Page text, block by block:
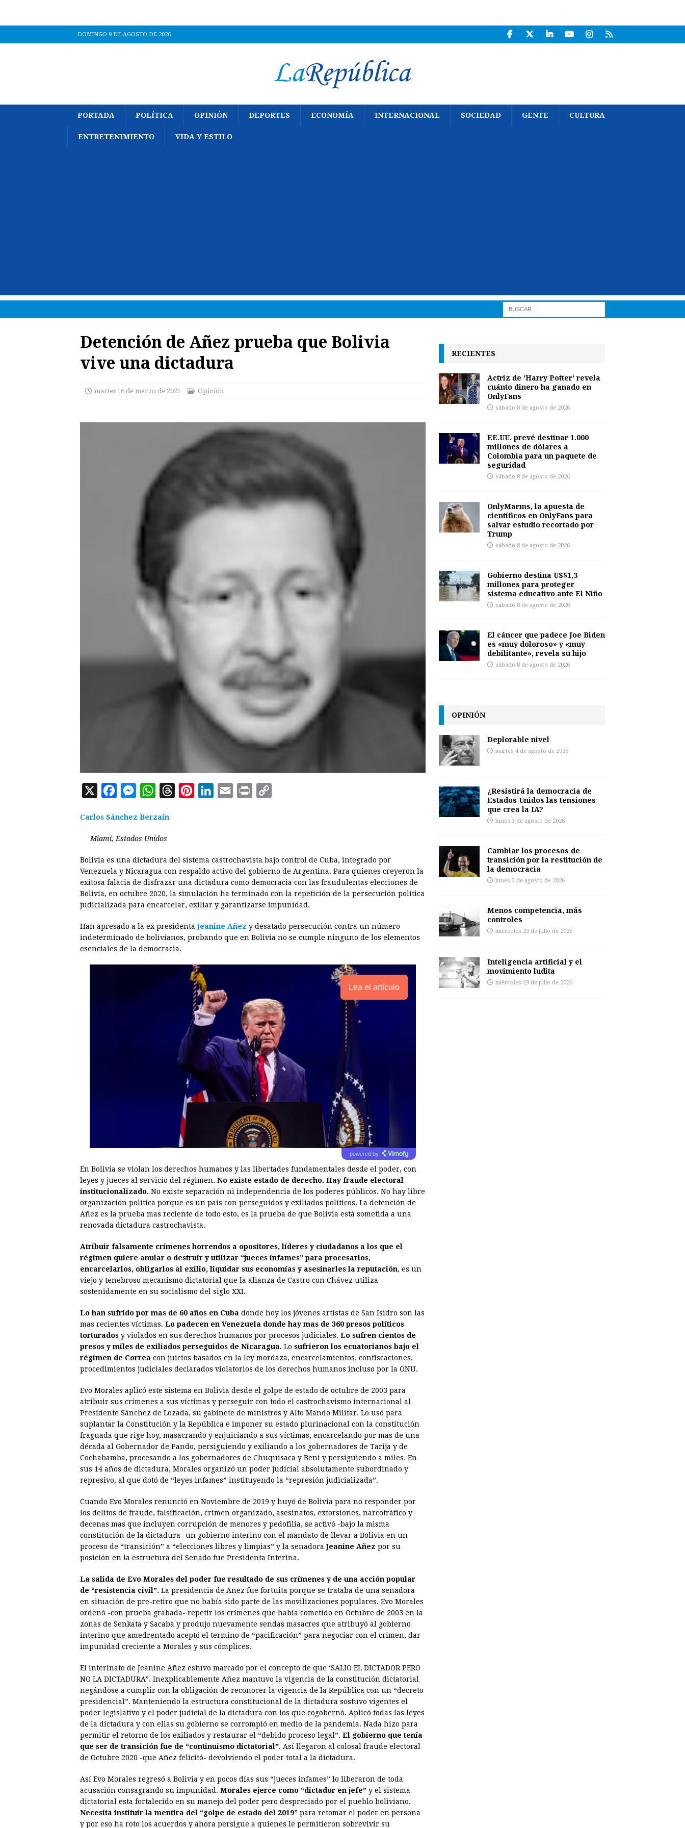
DOMINGO 9 DE AGOSTO DE 2026
PORTADA POLÍTICA OPINIÓN DEPORTES ECONOMÍA INTERNACIONAL SOCIEDAD GENTE CULTURA
ENTRETENIMIENTO VIDA Y ESTILO
Detención de Añez prueba que Bolivia
vive una dictadura
martes 16 de marzo de 2021 Opinión
X
c
e
o
k
M
s
s
g
e
W
a
t
p
p
s
e
s
I
n
i
n
k
Carlos Sánchez Berzaín
Miami, Estados Unidos
Bolivia es una dictadura del sistema castrochavista bajo control de Cuba, integrado por
Venezuela y Nicaragua con respaldo activo del gobierno de Argentina. Para quienes creyeron la
exitosa falacia de disfrazar una dictadura como democracia con las fraudulentas elecciones de
Bolivia, en octubre 2020, la simulación ha terminado con la repetición de la persecución política
judicializada para encarcelar, exiliar y garantizarse impunidad.
Han apresado a la ex presidentaJeanine Añez y desatado persecución contra un número
indeterminado de bolivianos, probando que en Bolivia no se cumple ninguno de los elementos
esenciales de la democracia.
Lea el artículo
powered by
En Bolivia se violan los derechos humanos y las libertades fundamentales desde el poder, con
leyes y jueces al servicio del régimen. No existe estado de derecho. Hay fraude electoral
institucionalizado. No existe separación ni independencia de los poderes públicos. No hay libre
organización política porque es un país con perseguidos y exiliados políticos. La detención de
Añez es la prueba mas reciente de todo esto, es la prueba de que Bolivia está sometida a una
renovada dictadura castrochavista.
Atribuir falsamente crímenes horrendos a opositores, líderes y ciudadanos a los que el
régimen quiere anular o destruir y utilizar “jueces infames” para procesarlos,
encarcelarlos, obligarlos al exilio, liquidar sus economías y asesinarles la reputación, es un
viejo y tenebroso mecanismo dictatorial que la alianza de Castro con Chávez utiliza
sostenidamente en su socialismo del siglo XXI.
Lo han sufrido por mas de 60 años en Cuba donde hoy los jóvenes artistas de San Isidro son las
mas recientes víctimas. Lo padecen en Venezuela donde hay mas de 360 presos políticos
torturados y violados en sus derechos humanos por procesos judiciales. Lo sufren cientos de
presos y miles de exiliados perseguidos de Nicaragua. Lo sufrieron los ecuatorianos bajo el
régimen de Correa con juicios basados en la ley mordaza, encarcelamientos, confiscaciones,
procedimientos judiciales declarados violatorios de los derechos humanos incluso por la ONU.
Evo Morales aplicó este sistema en Bolivia desde el golpe de estado de octubre de 2003 para
atribuir sus crímenes a sus víctimas y perseguir con todo el castrochavismo internacional al
Presidente Sánchez de Lozada, su gabinete de ministros y Alto Mando Militar. Lo usó para
suplantar la Constitución y la República e imponer su estado plurinacional con la constitución
fraguada que rige hoy, masacrando y enjuiciando a sus víctimas, encarcelando por mas de una
década al Gobernador de Pando, persiguiendo y exiliando a los gobernadores de Tarija y de
Cochabamba, procesando a los gobernadores de Chuquisaca y Beni y persiguiendo a miles. En
sus 14 años de dictadura, Morales organizó un poder judicial absolutamente subordinado y
represivo, al que dotó de “leyes infames” instituyendo la “represión judicializada”.
Cuando Evo Morales renunció en Noviembre de 2019 y huyó de Bolivia para no responder por
los delitos de fraude, falsificación, crimen organizado, asesinatos, extorsiones, narcotráfico y
decenas mas que incluyen corrupción de menores y pedofilia, se activó -bajo la misma
constitución de la dictadura- un gobierno interino con el mandato de llevar a Bolivia en un
proceso de “transición” a “elecciones libres y limpias” y la senadoraJeanine Añez por su
posición en la estructura del Senado fue Presidenta Interina.
La salida de Evo Morales del poder fue resultado de sus crímenes y de una acción popular
de “resistencia civil”. La presidencia de Añez fue fortuita porque se trataba de una senadora
en situación de pre-retiro que no había sido parte de las movilizaciones populares. Evo Morales
ordenó -con prueba grabada- repetir los crímenes que había cometido en Octubre de 2003 en la
zonas de Senkata y Sacaba y produjo nuevamente sendas masacres que atribuyó al gobierno
interino que amedrentado aceptó el termino de “pacificación” para negociar con el crimen, dar
impunidad creciente a Morales y sus cómplices.
El interinato de Jeanine Añez estuvo marcado por el concepto de que ‘SALIO EL DICTADOR PERO
NO LA DICTADURA”. Inexplicablemente Añez mantuvo la vigencia de la constitución dictatorial
negándose a cumplir con la obligación de reconocer la vigencia de la República con un “decreto
presidencial”. Manteniendo la estructura constitucional de la dictadura sostuvo vigentes el
poder legislativo y el poder judicial de la dictadura con los que cogobernó. Aplicó todas las leyes
de la dictadura y con ellas su gobierno se corrompió en medio de la pandemia. Nada hizo para
permitir el retorno de los exiliados y restaurar el “debido proceso legal”. El gobierno que tenía
que ser de transición fue de “continuismo dictatorial”. Así llegaron al colosal fraude electoral
de Octubre 2020 -que Añez felicitó- devolviendo el poder total a la dictadura.
Así Evo Morales regresó a Bolivia y en pocos días sus “jueces infames” lo liberaron de toda
acusación consagrando su impunidad. Morales ejerce como “dictador en jefe” y el sistema
dictatorial esta fortalecido en su manejo del poder pero despreciado por el pueblo boliviano.
Necesita instituir la mentira del “golpe de estado del 2019” para retomar el poder en persona
y por eso ha roto los acuerdos y ahora persigue a quienes le permitieron sobrevivir su
RECIENTES
Actriz de ‘Harry Potter’ revela
cuánto dinero ha ganado en
OnlyFans
sábado 8 de agosto de 2026
EE.UU. prevé destinar 1.000
millones de dólares a
Colombia para un paquete de
seguridad
sábado 8 de agosto de 2026
OnlyMarms, la apuesta de
científicos en OnlyFans para
salvar estudio recortado por
Trump
sábado 8 de agosto de 2026
Gobierno destina US$1,3
millones para proteger
sistema educativo ante El Niño
sábado 8 de agosto de 2026
El cáncer que padece Joe Biden
es «muy doloroso» y «muy
debilitante», revela su hijo
sábado 8 de agosto de 2026
OPINIÓN
Deplorable nivel
martes 4 de agosto de 2026
¿Resistirá la democracia de
Estados Unidos las tensiones
que crea la IA?
lunes 3 de agosto de 2026
Cambiar los procesos de
transición por la restitución de
la democracia
lunes 3 de agosto de 2026
Menos competencia, más
controles
miércoles 29 de julio de 2026
Inteligencia artificial y el
movimiento ludita
miércoles 29 de julio de 2026